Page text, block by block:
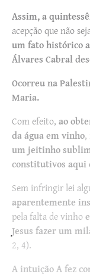
Assim, a
acepção que não
um fato histórico
Álvares Cabral
Ocorreu na
Maria.
Com efeito, ao
da água em vinho,
um jeitinho
constitutivos aqui
Sem infringir lei
aparentemente
pela falta de vinho
Jesus fazer um
2, 4).
A intuição A fez